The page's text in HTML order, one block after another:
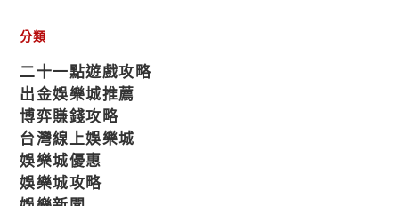
分類
二十一點遊戲攻略
出金娛樂城推薦
博弈賺錢攻略
台灣線上娛樂城
娛樂城優惠
娛樂城攻略